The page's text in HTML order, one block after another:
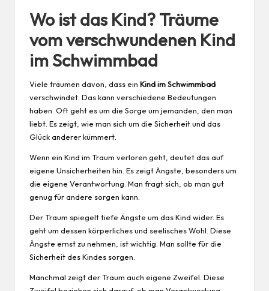
Wo ist das Kind? Träume
vom verschwundenen Kind
im Schwimmbad
Viele träumen davon, dass ein Kind im Schwimmbad
verschwindet. Das kann verschiedene Bedeutungen
haben. Oft geht es um die Sorge um jemanden, den man
liebt. Es zeigt, wie man sich um die Sicherheit und das
Glück anderer kümmert.
Wenn ein Kind im Traum verloren geht, deutet das auf
eigene Unsicherheiten hin. Es zeigt Ängste, besonders um
die eigene Verantwortung. Man fragt sich, ob man gut
genug für andere sorgen kann.
Der Traum spiegelt tiefe Ängste um das Kind wider. Es
geht um dessen körperliches und seelisches Wohl. Diese
Ängste ernst zu nehmen, ist wichtig. Man sollte für die
Sicherheit des Kindes sorgen.
Manchmal zeigt der Traum auch eigene Zweifel. Diese